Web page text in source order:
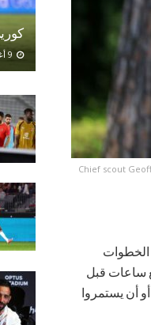
Chief scout
الخطوات
ساعات قبل
أن يستمروا